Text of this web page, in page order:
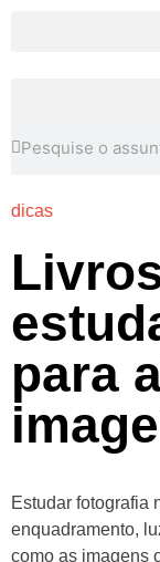
dicas
para
Estudar fotografia
enquadramento,
como as imagens